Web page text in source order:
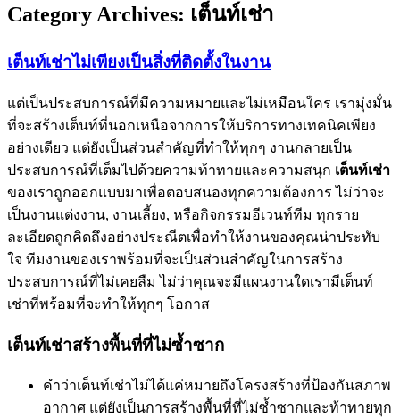
Category Archives: เต็นท์เช่า
เต็นท์เช่าไม่เพียงเป็นสิ่งที่ติดตั้งในงาน
แต่เป็นประสบการณ์ที่มีความหมายและไม่เหมือนใคร เรามุ่งมั่น
ที่จะสร้างเต็นท์ที่นอกเหนือจากการให้บริการทางเทคนิคเพียง
อย่างเดียว แต่ยังเป็นส่วนสำคัญที่ทำให้ทุกๆ งานกลายเป็น
ประสบการณ์ที่เต็มไปด้วยความท้าทายและความสนุก เต็นท์เช่า
ของเราถูกออกแบบมาเพื่อตอบสนองทุกความต้องการ ไม่ว่าจะ
เป็นงานแต่งงาน, งานเลี้ยง, หรือกิจกรรมอีเวนท์ทีม ทุกราย
ละเอียดถูกคิดถึงอย่างประณีตเพื่อทำให้งานของคุณน่าประทับ
ใจ ทีมงานของเราพร้อมที่จะเป็นส่วนสำคัญในการสร้าง
ประสบการณ์ที่ไม่เคยลืม ไม่ว่าคุณจะมีแผนงานใดเรามีเต็นท์
เช่าที่พร้อมที่จะทำให้ทุกๆ โอกาส
เต็นท์เช่าสร้างพื้นที่ที่ไม่ซ้ำซาก
คำว่าเต็นท์เช่าไม่ได้แค่หมายถึงโครงสร้างที่ป้องกันสภาพ
อากาศ แต่ยังเป็นการสร้างพื้นที่ที่ไม่ซ้ำซากและท้าทายทุก